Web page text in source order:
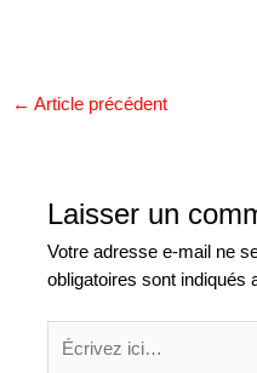
← Article précédent
Laisser un
Votre adresse e-mail ne
obligatoires sont indiqués
ici…